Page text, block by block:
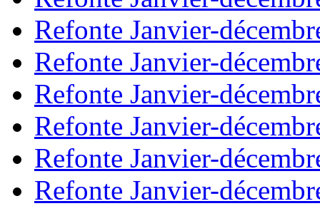
Refonte Janvier-
Refonte Janvier-
Refonte Janvier-
Refonte Janvier-
Refonte Janvier-
Refonte Janvier-